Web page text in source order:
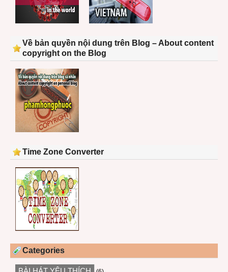
Về bản quyền nội dung trên Blog – About content
copyright on the Blog
Time Zone Converter
Categories